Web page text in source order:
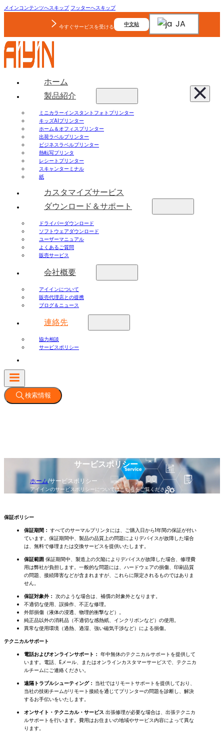
メインコンテンツへスキップ フッターへスキップ
今すぐサービスを受ける 中文站 JA
ホーム
製品紹介
ミニカラーインスタントフォトプリンター
キッズAIプリンター
ホーム＆オフィスプリンター
出荷ラベルプリンター
ビジネスラベルプリンター
熱転写プリンタ
レシートプリンター
スキャンターミナル
紙
カスタマイズサービス
ダウンロード＆サポート
ドライバーダウンロード
ソフトウェアダウンロード
ユーザーマニュアル
よくあるご質問
販売サービス
会社概要
アイインについて
販売代理店との提携
ブログ＆ニュース
連絡先
協力相談
サービスポリシー
検索情報
サービスポリシー
ホーム/サービスポリシー
アイインのサービスポリシーについてはこちらをご覧ください。
保証ポリシー
保証期間： すべてのサーマルプリンタには、ご購入日から1年間の保証が付い
ています。保証期間中、製品の品質上の問題によりデバイスが故障した場合
は、無料で修理または交換サービスを提供いたします。
保証範囲 保証期間中、製造上の欠陥によりデバイスが故障した場合、修理費
用は弊社が負担します。一般的な問題には、ハードウェアの損傷、印刷品質
の問題、接続障害などが含まれますが、これらに限定されるものではありま
せん。
保証対象外： 次のような場合は、補償の対象外となります。
不適切な使用、誤操作、不正な修理。
外部損傷（液体の浸透、物理的衝撃など）。
純正品以外の消耗品（不適切な感熱紙、インクリボンなど）の使用。
異常な使用環境（過熱、過湿、強い磁気干渉など）による損傷。
テクニカルサポート
電話およびオンラインサポート： 年中無休のテクニカルサポートを提供して
います。電話、Eメール、またはオンラインカスタマーサービスで、テクニカ
ルチームにご連絡ください。
遠隔トラブルシューティング： 当社ではリモートサポートを提供しており、
当社の技術チームがリモート接続を通じてプリンターの問題を診断し、解決
するお手伝いをいたします。
オンサイト・テクニカル・サービス 出張修理が必要な場合は、出張テクニカ
ルサポートを行います。費用はお住まいの地域やサービス内容によって異な
ります。